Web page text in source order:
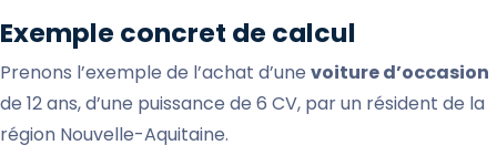
Exemple concret de calcul
Prenons l’exemple de l’achat d’une voiture d’occasion
de 12 ans, d’une puissance de 6 CV, par un résident de la
région Nouvelle-Aquitaine.